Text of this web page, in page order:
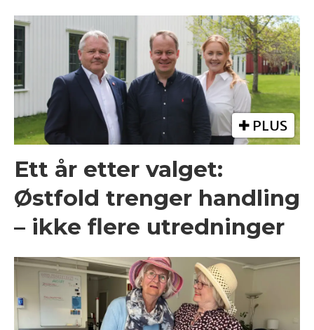
PLUS
Ett år etter valget:
Østfold trenger handling
– ikke flere utredninger